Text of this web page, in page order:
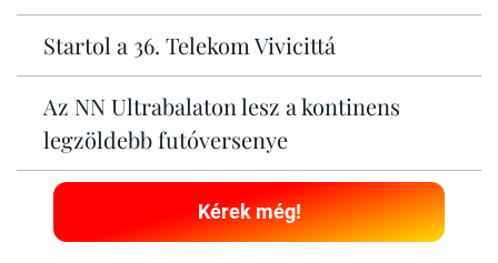
Startol a 36. Telekom Vivicittá
Az NN Ultrabalaton lesz a kontinens
legzöldebb futóversenye
Kérek még!